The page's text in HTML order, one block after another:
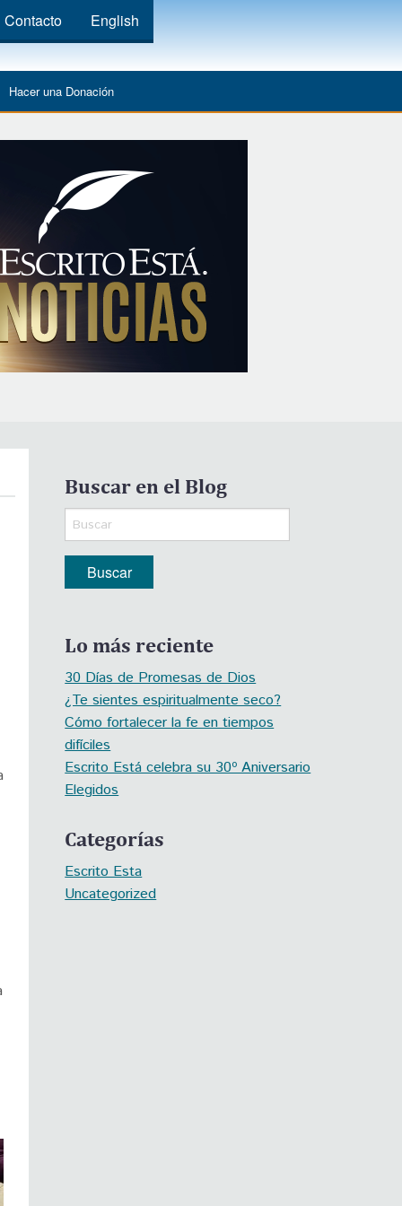
Contacto English
Hacer una Donación
Buscar en el Blog
Lo más reciente
30 Días de Promesas de Dios
¿Te sientes espiritualmente seco?
Cómo fortalecer la fe en tiempos
difíciles
Escrito Está celebra su 30º Aniversario
Elegidos
Categorías
Escrito Esta
Uncategorized